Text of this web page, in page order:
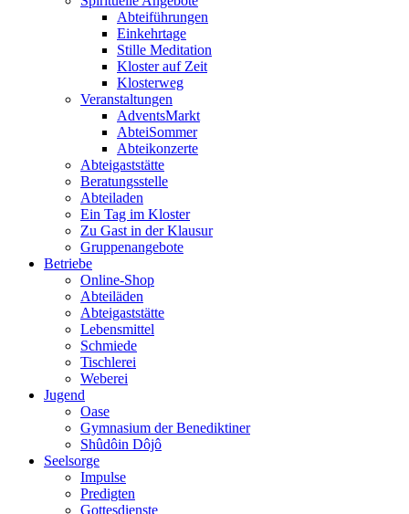
Abteiführungen
Einkehrtage
Stille Meditation
Kloster auf Zeit
Klosterweg
Veranstaltungen
AdventsMarkt
AbteiSommer
Abteikonzerte
Abteigaststätte
Beratungsstelle
Abteiladen
Ein Tag im Kloster
Zu Gast in der Klausur
Gruppenangebote
Betriebe
Online-Shop
Abteiläden
Abteigaststätte
Lebensmittel
Schmiede
Tischlerei
Weberei
Jugend
Oase
Gymnasium der Benediktiner
Shûdôin Dôjô
Seelsorge
Impulse
Predigten
Gottesdienste